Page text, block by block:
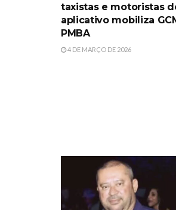
taxistas e motoristas
aplicativo mobiliza
PMBA
4 DE MARÇO DE 2026